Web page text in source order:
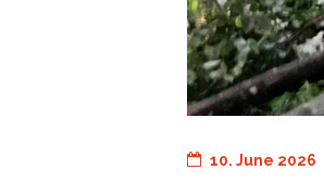
10. June 2026